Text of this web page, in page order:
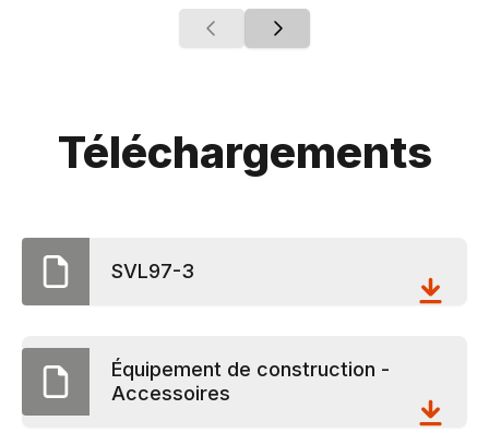
Téléchargements
SVL97-3
Équipement de construction -
Accessoires